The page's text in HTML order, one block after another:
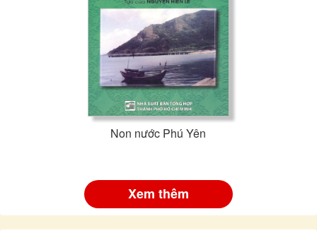
Non nước Phú Yên
Xem thêm